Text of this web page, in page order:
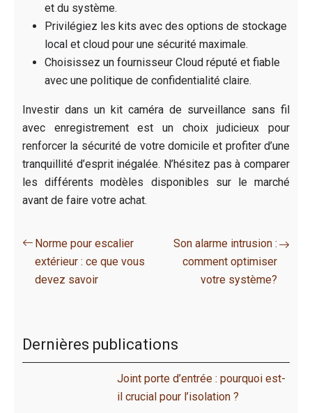
et du système.
Privilégiez les kits avec des options de stockage
local et cloud pour une sécurité maximale.
Choisissez un fournisseur Cloud réputé et fiable
avec une politique de confidentialité claire.
Investir dans un kit caméra de surveillance sans fil
avec enregistrement est un choix judicieux pour
renforcer la sécurité de votre domicile et profiter d’une
tranquillité d’esprit inégalée. N’hésitez pas à comparer
les différents modèles disponibles sur le marché
avant de faire votre achat.
Norme pour escalier
extérieur : ce que vous
devez savoir
Son alarme intrusion :
comment optimiser
votre système?
Dernières publications
Joint porte d’entrée : pourquoi est-
il crucial pour l’isolation ?